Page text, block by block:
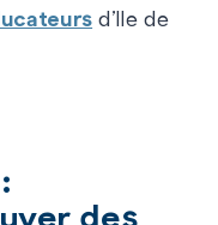
d’Ile de
des